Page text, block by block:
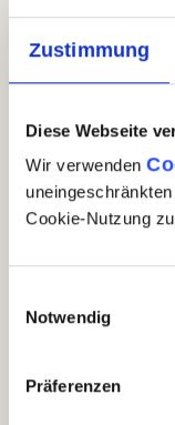
Zustimmung
Diese Webseite
Wir verwenden
Cookie-Nutzung
Notwendig
Präferenzen
Prosecco
Auf Lager| Nr.63055
1 von 1 Bewertungen
5 von 5 Sternen
Perfekt (1)
100%